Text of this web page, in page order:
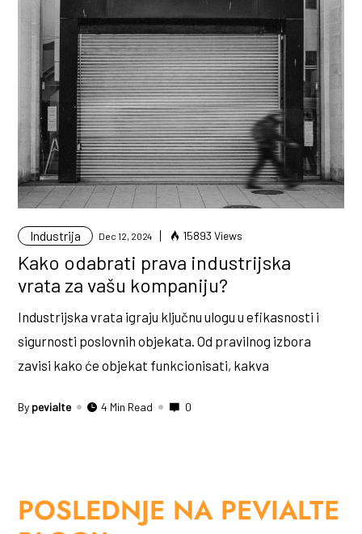
Industrija Dec 12, 2024 15893 Views
Kako odabrati prava industrijska
vrata za vašu kompaniju?
Industrijska vrata igraju ključnu ulogu u efikasnosti i
sigurnosti poslovnih objekata. Od pravilnog izbora
zavisi kako će objekat funkcionisati, kakva
By pevialte 4 Min Read 0
POSLEDNJE NA PEVIALTE